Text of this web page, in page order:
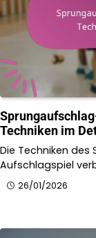
Techniken im
Die Techniken des
Aufschlagspiel
26/01/2026